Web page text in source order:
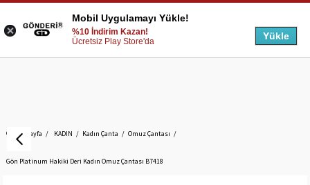
Anasayfa KADIN Kadın Çanta Omuz Çantası
Gön Platinum Hakiki Deri Kadın Omuz Çantası B7418
Mobil Uygulamayı Yükle!
%10 İndirim Kazan!
Ücretsiz Play Store'da
Yükle